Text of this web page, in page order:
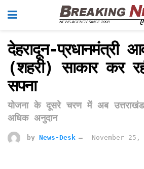
देहरादून-प्रधानमंत्री
(शहरी) साकार कर
सपना
योजना के दूसरे चरण में अब
अधिक अनुदान
by News-Desk November 25,